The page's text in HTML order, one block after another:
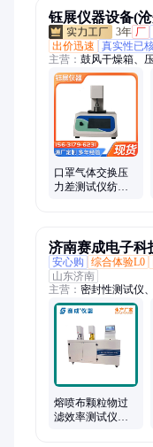
钰展仪器设备(
3年 厂
出价迅速
真实性已
主营： 鼓风干燥箱、
土工布实验仪、粗粒
水泥检测仪、管材检
温性能检测、实验室
溢流水箱、振实台、
口罩气体交换压
力差测试仪纺织
济南赛成电子科
安心购
综合体验L0
山东济南
主营： 密封性测试仪
仪、薄膜测厚仪、偏
试仪、质构仪、持粘
机、剥离试验机、落
熔喷布颗粒物过
滤效率测试仪